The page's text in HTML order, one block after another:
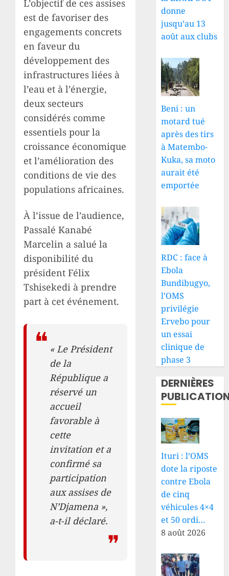
L’objectif de ces assises
est de favoriser des
engagements concrets
en faveur du
développement des
infrastructures liées à
l’eau et à l’énergie,
deux secteurs
considérés comme
essentiels pour la
croissance économique
et l’amélioration des
conditions de vie des
populations africaines.
À l’issue de l’audience,
Passalé Kanabé
Marcelin a salué la
disponibilité du
président Félix
Tshisekedi à prendre
part à cet événement.
« Le Président
de la
République a
réservé un
accueil
favorable à
cette
invitation et a
confirmé sa
participation
aux assises de
N’Djamena »,
a-t-il déclaré.
donne
jusqu’au 13
août aux clubs
Beni : un
motard tué
après des tirs
à Matembo-
Kuka, sa moto
aurait été
emportée
RDC : face à
Ebola
Bundibugyo,
l’OMS
privilégie
Ervebo pour
un essai
clinique de
phase 3
DERNIÈRES
Ituri : l’OMS
dote la riposte
contre Ebola
de cinq
véhicules 4×4
et 50 ordi…
8 août 2026